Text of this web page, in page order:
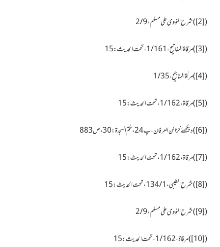
(
[2])شرح النووی علی مسلم،2/9
(
[3])مرقاۃ المفاتیح،1/161،تحت الحدیث:15
(
[4])مراٰۃ المناجیح،1/35
(
[5])مرقاۃ،1/162،تحت الحدیث:15
(
[6])دیکھئے خزائن العرفان،پ24،حٰمٓ السجدۃ:30،ص883
(
[7])مرقاۃ،1/162، تحت الحدیث:15
(
[8])شرح الطیبی، 1 /134،تحت الحدیث:15
(
[9])شرح النووی علی مسلم،2/9
(
[10])مرقاۃ،1/162،تحت الحدیث:15